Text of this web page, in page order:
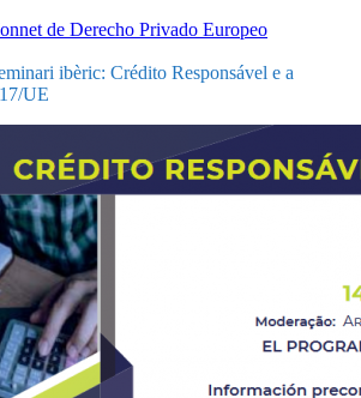
de Derecho Privado Europeo
ibèric: Crédito Responsável e a
UE